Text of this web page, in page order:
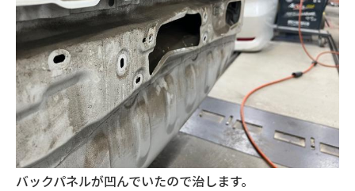
バックパネルが凹んでいたので治します。